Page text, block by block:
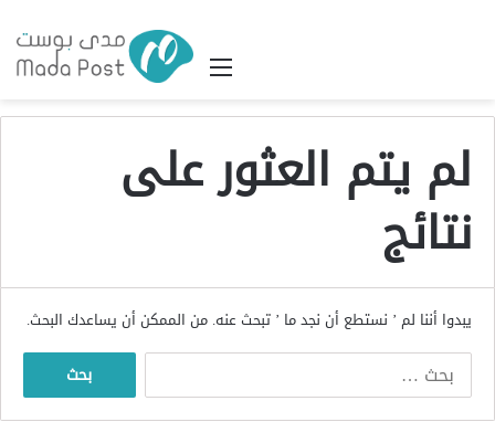
القائمة
لم يتم العثور على
نتائج
يبدوا أننا لم ’ نستطع أن نجد ما ’ تبحث عنه. من الممكن أن يساعدك البحث.
البحث